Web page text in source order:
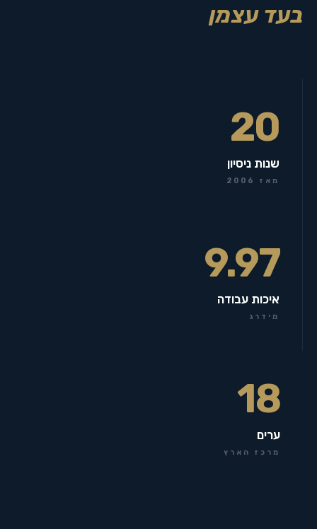
בעד עצמן
20
שנות ניסיון
מאז 2006
9.97
איכות עבודה
מידרג
18
ערים
מרכז הארץ